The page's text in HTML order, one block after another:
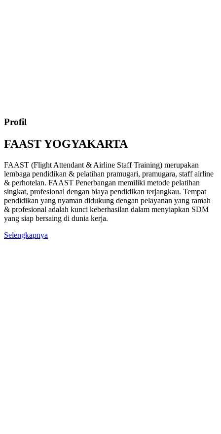
Profil
FAAST YOGYAKARTA
FAAST (Flight Attendant & Airline Staff Training) merupakan
lembaga pendidikan & pelatihan pramugari, pramugara, staff airline
& perhotelan. FAAST Penerbangan memiliki metode pelatihan
singkat, profesional dengan biaya pendidikan terjangkau. Tempat
pendidikan yang nyaman didukung dengan pelayanan yang ramah
& profesional adalah kunci keberhasilan dalam menyiapkan SDM
yang siap bersaing di dunia kerja.
Selengkapnya